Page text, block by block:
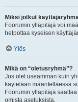
Miksi jotkut
Foorumin ylläpitäjä voi
helpottaa kyseisen
Ylös
Mikä on “oletusryhmä”?
Jos olet useamman kuin
käytetään määriteltäessä
Foorumin ylläpitäjä
omista asetuksista.